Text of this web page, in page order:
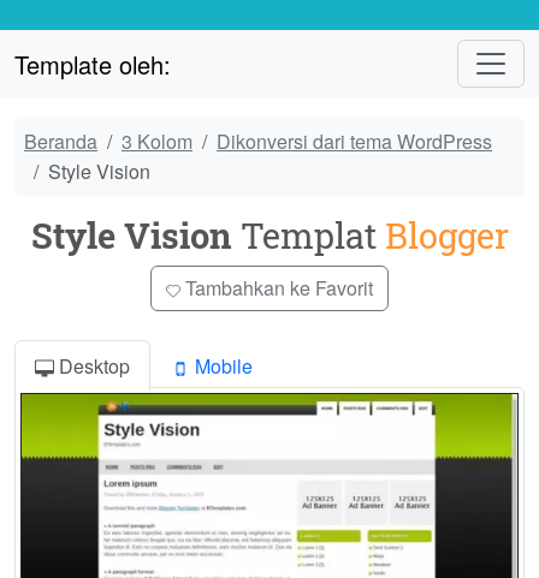
Template oleh:
Beranda 3 Kolom
Dikonversi dari tema WordPress
Style Vision
Style Vision Templat Blogger
Tambahkan ke Favorit
Desktop Mobile